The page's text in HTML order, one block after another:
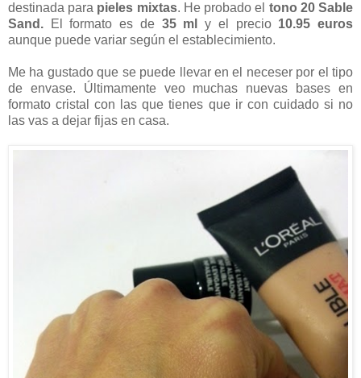
destinada para pieles mixtas. He probado el tono 20 Sable
Sand. El formato es de 35 mly el precio 10.95 euros
aunque puede variar según el establecimiento.
Me ha gustado que se puede llevar en el neceser por el tipo
de envase. Últimamente veo muchas nuevas bases en
formato cristal con las que tienes que ir con cuidado si no
las vas a dejar fijas en casa.